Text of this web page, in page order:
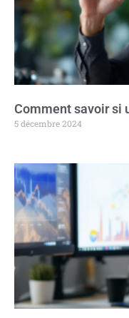
Comment savoir si
5 décembre 2024